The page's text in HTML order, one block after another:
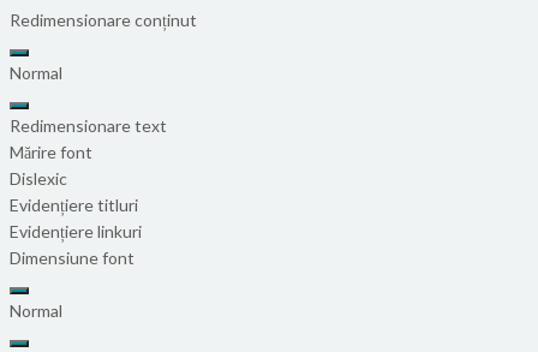
Redimensionare conținut
Normal
Redimensionare text
Mărire font
Dislexic
Evidențiere titluri
Evidențiere linkuri
Dimensiune font
Normal